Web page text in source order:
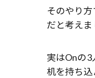
そのやり
だと考えま
実はOnの3
机を持ち